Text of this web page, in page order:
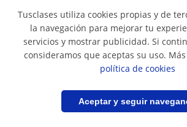
Guardar búsqueda
Novedades y Blog
Preguntas y respuestas
Fantástica★★★★★
Tusclases utiliza cookies propias y de
la navegación para mejorar tu
servicios y mostrar publicidad. Si
consideramos que aceptas su uso.
política de cookies
Aceptar y seguir